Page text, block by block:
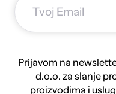
Prijavom na
d.o.o. za slanje
proizvodima i